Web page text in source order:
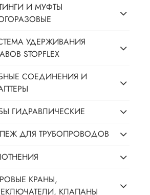
И МУФТЫ
УДЕРЖИВАНИЯ
STOPFLEX
СОЕДИНЕНИЯ И
ГИДРАВЛИЧЕСКИЕ
ДЛЯ ТРУБОПРОВОДОВ
КРАНЫ,
КЛАПАНЫ